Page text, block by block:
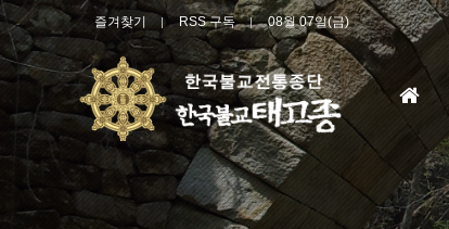
즐겨찾기 RSS 구독 08월 07일(금)
홈